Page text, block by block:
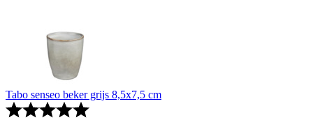
Tabo senseo beker grijs 8,5x7,5 cm